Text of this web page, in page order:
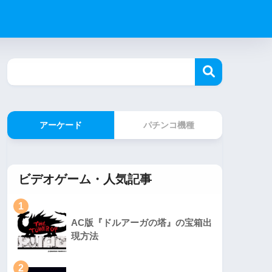
アーケード パチンコ機種
ビデオゲーム・人気記事
1
AC版『ドルアーガの塔』の宝箱出
現方法
2